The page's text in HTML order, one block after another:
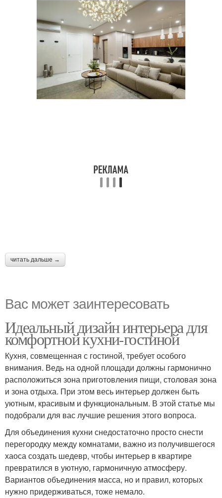
читать дальше →
Вас может заинтересовать
Идеальный дизайн интерьера для
комфортной кухни-гостиной
Кухня, совмещенная с гостиной, требует особого
внимания. Ведь на одной площади должны гармонично
расположиться зона приготовления пищи, столовая зона
и зона отдыха. При этом весь интерьер должен быть
уютным, красивым и функциональным. В этой статье мы
подобрали для вас лучшие решения этого вопроса.
Для объединения кухни снедостаточно просто снести
перегородку между комнатами, важно из получившегося
хаоса создать шедевр, чтобы интерьер в квартире
превратился в уютную, гармоничную атмосферу.
Вариантов объединения масса, но и правил, которых
нужно придерживаться, тоже немало.